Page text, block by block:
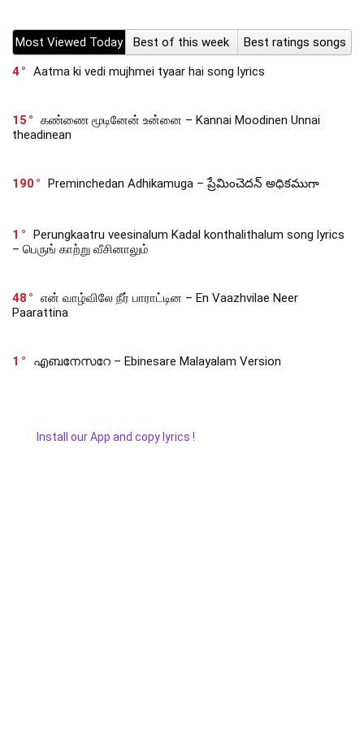
Most Viewed Today Best of this week
Best ratings songs
4
Aatma ki vedi mujhmei tyaar hai song lyrics
15
கண்ணை மூடினேன் உன்னை – Kannai Moodinen Unnai
theadinean
190 Preminchedan Adhikamuga – ప్రేమించెదన్ అధికముగా
1
Perungkaatru veesinalum Kadal konthalithalum song lyrics
– பெருங் காற்று வீசினாலும்
48
என் வாழ்விலே நீர் பாராட்டின – En Vaazhvilae Neer
Paarattina
1 എബനേസറേ – Ebinesare Malayalam Version
Install our App and copy lyrics !